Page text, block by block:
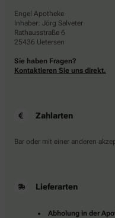
Engel Apotheke
Inhaber: Jörg Salveter
Rathausstraße 6
25436 Uetersen
Sie haben Fragen?
Kontaktieren Sie uns direkt.
Zahlarten
Bar oder mit einer anderen
Lieferarten
Abholung in der